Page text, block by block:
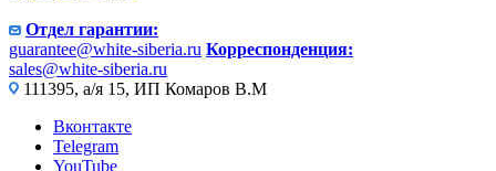
Отдел гарантии:
guarantee@white-siberia.ru Корреспонденция:
sales@white-siberia.ru
111395, а/я 15, ИП Комаров В.М
Вконтакте
Telegram
YouTube